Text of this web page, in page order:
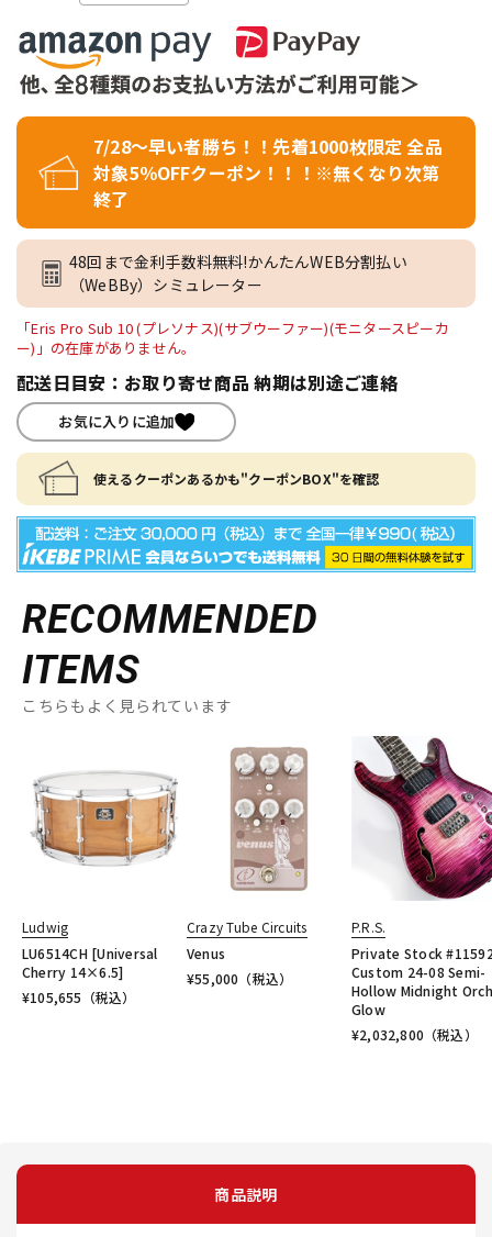
7/28～早い者勝ち！！先着1000枚限定 全品
対象5％OFFクーポン！！！※無くなり次第
終了
48回まで金利手数料無料!かんたんWEB分割払い
（WeBBy）シミュレーター
「Eris Pro Sub 10 (プレソナス)(サブウーファー)(モニタースピーカ
ー)」の在庫がありません。
配送日目安：お取り寄せ商品 納期は別途ご連絡
お気に入りに追加
使えるクーポンあるかも"クーポンBOX"を確認
RECOMMENDED
ITEMS
こちらもよく見られています
Ludwig
LU6514CH [Universal
Cherry 14×6.5]
¥105,655 （税込）
Crazy Tube Circuits
Venus
¥55,000 （税込）
P.R.S.
Private Stock
Custom 24-08 Semi-
Hollow Midnight
Glow
¥2,032,800 （税込）
商品説明